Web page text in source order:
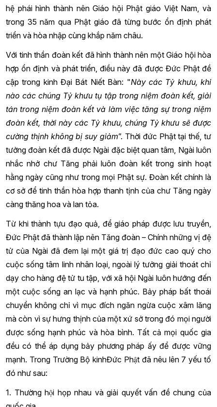
hệ phái hình thành nên Giáo hội Phật giáo Việt Nam, và
trong 35 năm qua Phật giáo đã từng bước ổn định phát
triển và hòa nhập cùng khắp năm châu.
Với tinh thần đoàn kết đã hình thành nên một Giáo hội hòa
hợp ổn định và phát triển, điều này đã được Đức Phật đề
cập trong kinh Đại Bát Niết Bàn: "Này các Tỷ khưu, khi
nào các chúng Tỷ khưu tụ tập trong niệm đoàn kết, giải
tán trong niệm đoàn kết và làm việc tăng sự trong niệm
đoàn kết, thời này các Tỷ khưu, chúng Tỷ khưu sẽ được
cường thịnh không bị suy giảm”. Thời đức Phật tại thế, tư
tưởng đoàn kết đã được Ngài đặc biệt quan tâm, Ngài luôn
nhắc nhở chư Tăng phải luôn đoàn kết trong sinh hoạt
hằng ngày cũng như trong mọi Phật sự. Đoàn kết chính là
cơ sở để tinh thần hòa hợp thanh tịnh của chư Tăng ngày
càng thăng hoa và lan tỏa.
Từ khi thành tựu đạo quả, để giáo pháp được lưu truyền,
Đức Phật đã thành lập nên Tăng đoàn – Chính những vị đệ
tử của Ngài đã đem lại một giá trị đạo đức cao quý cho
cuộc sống tâm linh nhân loại, ngoài lý tưởng giải thoát chỉ
dạy cho hàng đệ tử tu tập, với xã hội Ngài luôn hướng đến
một cuộc sống an lạc và hạnh phúc. Bảy pháp bất thoái
chuyển không chỉ vì mục đích ngăn ngừa cuộc xâm lăng
mà còn vì sự hưng thịnh của một xứ sở trong đó mọi người
được sống hạnh phúc và hòa bình. Tất cả mọi quốc gia
đều có thể áp dụng bảy phương pháp ấy để được vững
mạnh. Trong Trường Bộ kinhĐức Phật đã nêu lên 7 yếu tố
đó như sau:
1. Thường hội họp nhau và giải quyết vấn đề chung của